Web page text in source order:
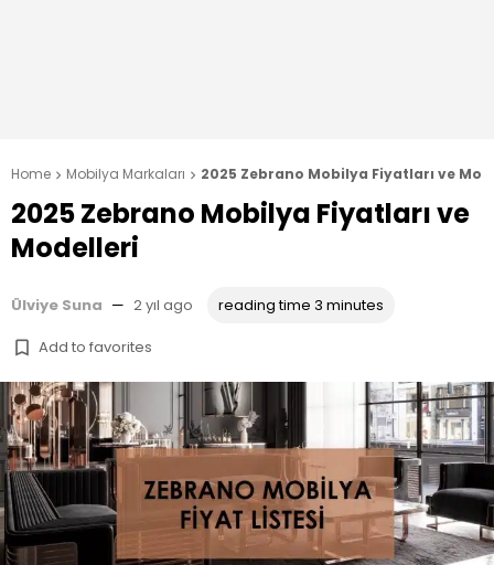
Home  Mobilya Markaları  2025 Zebrano Mobilya Fiyatları ve
2025 Zebrano Mobilya Fiyatları ve
Modelleri
Ülviye Suna — 2 yıl ago reading time 3 minutes
 Add to favorites